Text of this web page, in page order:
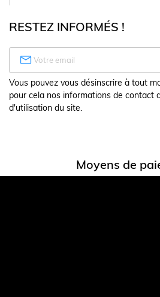
RESTEZ INFORMÉS !

Vous pouvez vous désinscrire à tout
pour cela nos informations de contact
d'utilisation du site.
Moyens de